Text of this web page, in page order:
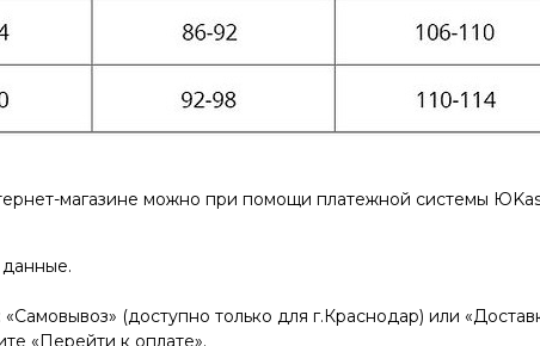
магазине можно при помощи платежной системы
(доступно только для г.Краснодар) или
«Перейти к оплате».